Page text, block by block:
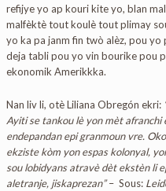
refijye yo ap kouri kite yo, blan
malfèktè tout koulè tout plimay
yo ka pa janm fin twò alèz, pou yo
deja tabli pou yo vin bourike pou
ekonomik Amerikkka.
Nan liv li, otè Liliana Obregón ekri:
Ayiti se tankou lè yon mèt
endepandan epi granmoun vre.
ekziste kòm yon espas kolonyal,
sou lobidyans atravè dèt ekstèn li
aletranje, jiskaprezan”– Sous: